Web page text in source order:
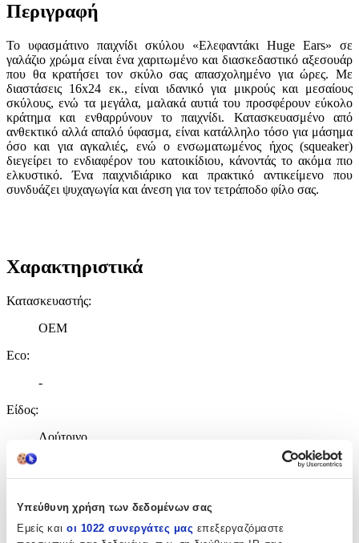
Υπεύθυνη χρήση των δεδομένων σας
Εμείς και οι 1022 συνεργάτες μας επεξεργαζόμαστε
Περιγραφή
Το υφασμάτινο παιχνίδι σκύλου «Ελεφαντάκι Huge Ears» σε
γαλάζιο χρώμα είναι ένα χαριτωμένο και διασκεδαστικό αξεσουάρ
που θα κρατήσει τον σκύλο σας απασχολημένο για ώρες. Με
διαστάσεις 16x24 εκ., είναι ιδανικό για μικρούς και μεσαίους
σκύλους, ενώ τα μεγάλα, μαλακά αυτιά του προσφέρουν εύκολο
κράτημα και ενθαρρύνουν το παιχνίδι. Κατασκευασμένο από
ανθεκτικό αλλά απαλό ύφασμα, είναι κατάλληλο τόσο για μάσημα
όσο και για αγκαλιές, ενώ ο ενσωματωμένος ήχος (squeaker)
διεγείρει το ενδιαφέρον του κατοικίδιου, κάνοντάς το ακόμα πιο
ελκυστικό. Ένα παιχνιδιάρικο και πρακτικό αντικείμενο που
συνδυάζει ψυχαγωγία και άνεση για τον τετράποδο φίλο σας.
Χαρακτηριστικά
Κατασκευαστής:
OEM
Eco:
-
Είδος:
Λούτρινο
Χρώμα